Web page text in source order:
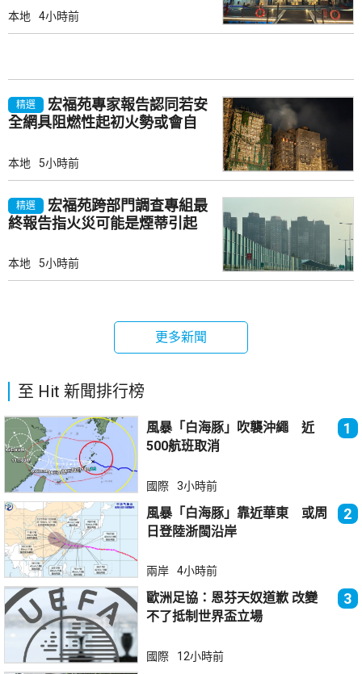
本地 4小時前
精選
宏福苑專家報告認同若安
全網具阻燃性起初火勢或會自
本地 5小時前
精選
宏福苑跨部門調查專組最
終報告指火災可能是煙蒂引起
本地 5小時前
更多新聞
至 Hit 新聞排行榜
風暴「白海豚」吹襲沖繩 近
500航班取消
1
國際 3小時前
風暴「白海豚」靠近華東 或周
日登陸浙閩沿岸
2
兩岸 4小時前
歐洲足協：恩芬天奴道歉 改變
不了抵制世界盃立場
3
國際 12小時前